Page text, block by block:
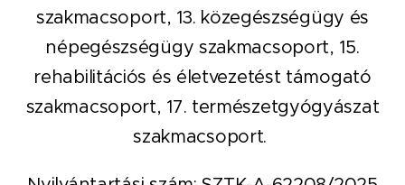
szakmacsoport, 13. közegészségügy és
népegészségügy szakmacsoport, 15.
rehabilitációs és életvezetést támogató
szakmacsoport, 17. természetgyógyászat
szakmacsoport.